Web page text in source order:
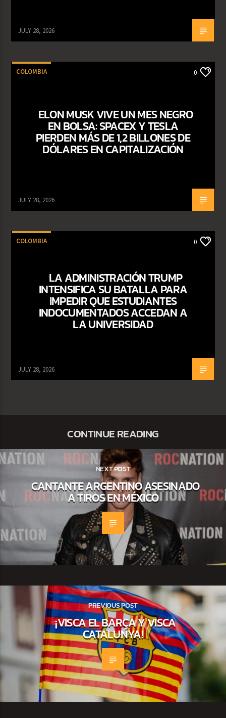
JULY 28, 2026
COLOMBIA 0
ELON MUSK VIVE UN MES NEGRO
EN BOLSA: SPACEX Y TESLA
PIERDEN MÁS DE 1,2 BILLONES DE
DÓLARES EN CAPITALIZACIÓN
JULY 28, 2026
COLOMBIA 0
LA ADMINISTRACIÓN TRUMP
INTENSIFICA SU BATALLA PARA
IMPEDIR QUE ESTUDIANTES
INDOCUMENTADOS ACCEDAN A
LA UNIVERSIDAD
JULY 28, 2026
CONTINUE READING
NEXT POST
CANTANTE ARGENTINO ASESINADO
A TIROS EN MÉXICO
PREVIOUS POST
¡VISCA EL BARÇA Y VISCA
CATALUNYA!